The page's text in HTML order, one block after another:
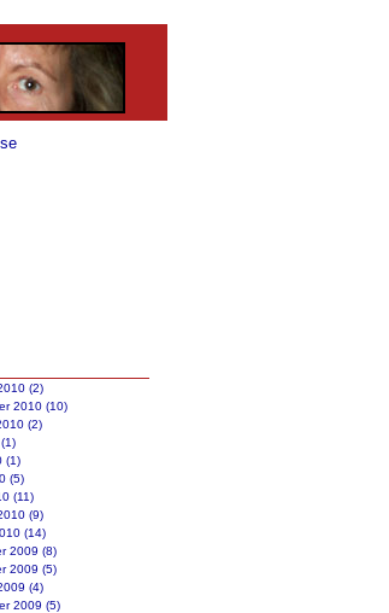
(2)
2010 (10)
(2)
(1)
(5)
(11)
(9)
(14)
2009 (8)
2009 (5)
(4)
2009 (5)